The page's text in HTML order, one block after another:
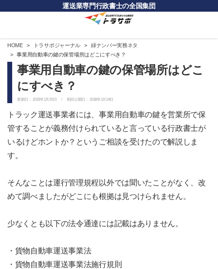
運送業専門行政書士の全国集団
HOME トラサポジャーナル
緑ナンバー実務ネタ
事業用自動車の鍵の保管場所はどこにすべき？
事業用自動車の鍵の保管場所はどこ
にすべき？
更新日：2023年1月25日 / 初回公開日：2018年1月24日
トラック運送事業者には、事業用自動車の鍵を営業所で保
管することが義務付けられていると言っている行政書士が
いるけどホントか？というご相談を受けたので解説しま
す。
そんなことは運行管理規程以外では聞いたことがなく、改
めて調べましたがどこにも根拠は見つけられません。
少なくとも以下の法令通達には記載はありません。
・貨物自動車運送事業法
・貨物自動車運送事業法施行規則